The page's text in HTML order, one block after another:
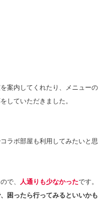
案内してくれたり、メニューの
していただきました。
ラボ部屋も利用してみたいと思
で、 人通りも少なかったです。
困ったら行ってみるといいかも